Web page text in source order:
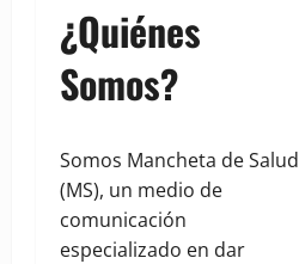
¿Quiénes
Somos?
Somos Mancheta de Salud
(MS), un medio de
comunicación
especializado en dar